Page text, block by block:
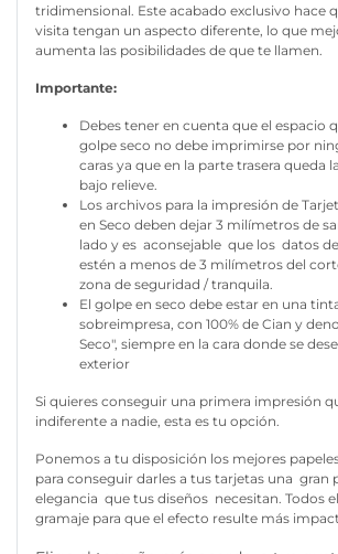
tridimensional. Este acabado exclusivo hace
visita tengan un aspecto diferente, lo que
aumenta las posibilidades de que te llamen.
Importante:
Debes tener en cuenta que el espacio
golpe seco no debe imprimirse por
caras ya que en la parte trasera queda
bajo relieve.
Los archivos para la impresión de
en Seco deben dejar 3 milímetros de
lado y es aconsejable que los datos
estén a menos de 3 milímetros del
zona de seguridad / tranquila.
El golpe en seco debe estar en una
sobreimpresa, con 100% de Cian y
Seco", siempre en la cara donde se
exterior
Si quieres conseguir una primera impresión
indiferente a nadie, esta es tu opción.
Ponemos a tu disposición los mejores
para conseguir darles a tus tarjetas una gran
elegancia que tus diseños necesitan. Todos
gramaje para que el efecto resulte más